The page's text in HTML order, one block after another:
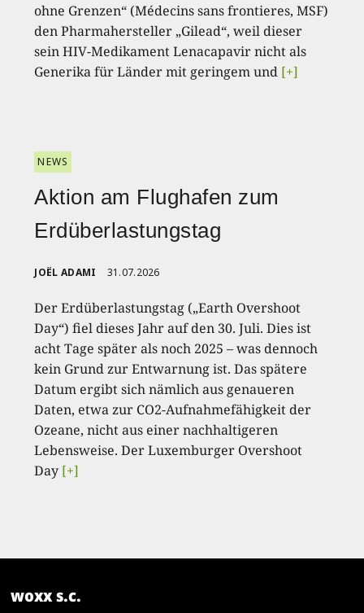
ohne Grenzen“ (Médecins sans frontieres, MSF)
den Pharmahersteller „Gilead“, weil dieser
sein HIV-Medikament Lenacapavir nicht als
Generika für Länder mit geringem und [+]
NEWS
Aktion am Flughafen zum
Erdüberlastungstag
JOËL ADAMI 31.07.2026
Der Erdüberlastungstag („Earth Overshoot
Day“) fiel dieses Jahr auf den 30. Juli. Dies ist
acht Tage später als noch 2025 – was dennoch
kein Grund zur Entwarnung ist. Das spätere
Datum ergibt sich nämlich aus genaueren
Daten, etwa zur CO2-Aufnahmefähigkeit der
Ozeane, nicht aus einer nachhaltigeren
Lebensweise. Der Luxemburger Overshoot
Day [+]
woxx s.c.